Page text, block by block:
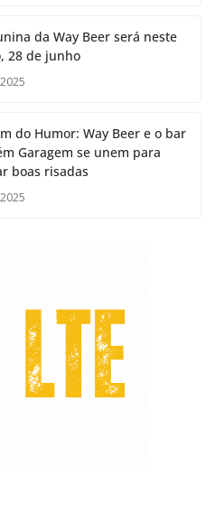
da Way Beer será neste
28 de junho
do Humor: Way Beer e o bar
Garagem se unem para
boas risadas